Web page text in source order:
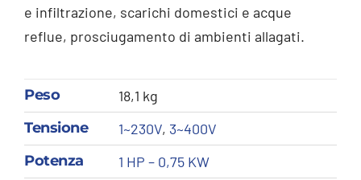
e infiltrazione, scarichi domestici e acque
reflue, prosciugamento di ambienti allagati.
Peso
18,1 kg
Tensione
1~230V, 3~400V
Potenza
1 HP – 0,75 KW